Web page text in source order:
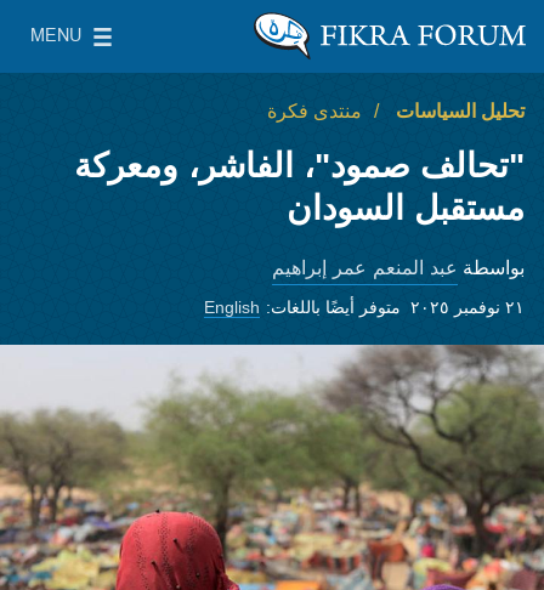
معهد واشنطن لسياسات الشرق الأدنى
MENU
Main Menu
تحليل السياسات منتدى فكرة
"تحالف صمود"، الفاشر، ومعركة
مستقبل السودان
بواسطة عبد المنعم عمر إبراهيم
٢١ نوفمبر ٢٠٢٥ متوفر أيضًا باللغات: English